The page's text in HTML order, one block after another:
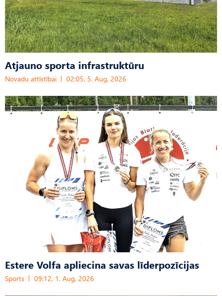
Atjauno sporta infrastruktūru
Novadu attīstībai 02:05, 5. Aug, 2026
Estere Volfa apliecina savas līderpozīcijas
Sports 09:12, 1. Aug, 2026